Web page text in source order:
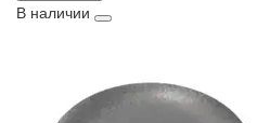
В наличии